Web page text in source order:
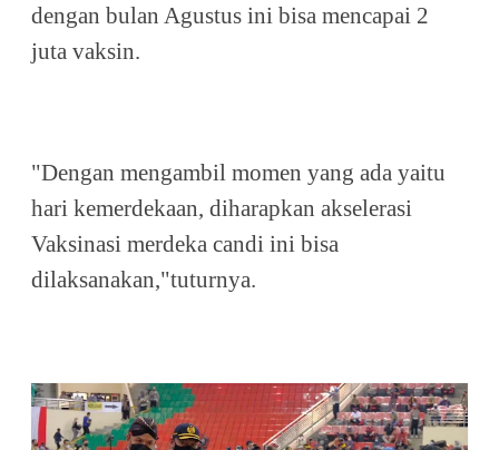
dengan bulan Agustus ini bisa mencapai 2
juta vaksin.
"Dengan mengambil momen yang ada yaitu
hari kemerdekaan, diharapkan akselerasi
Vaksinasi merdeka candi ini bisa
dilaksanakan,"tuturnya.